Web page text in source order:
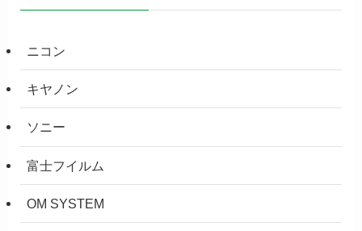
ニコン
キヤノン
ソニー
富士フイルム
OM SYSTEM